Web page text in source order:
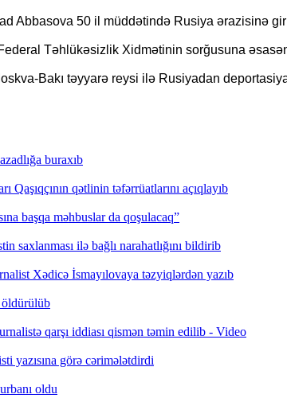
Abbasova 50 il müddətində Rusiya ərazisinə
Təhlükəsizlik Xidmətinin sorğusuna əsasən
Bakı təyyarə reysi ilə Rusiyadan
buraxıb
Qaşıqçının qətlinin təfərrüatlarını açıqlayıb
başqa məhbuslar da qoşulacaq”
saxlanması ilə bağlı narahatlığını bildirib
Xədicə İsmayılovaya təzyiqlərdən yazıb
qarşı iddiası qismən təmin edilib - Video
yazısına görə cərimələtdirdi
oldu